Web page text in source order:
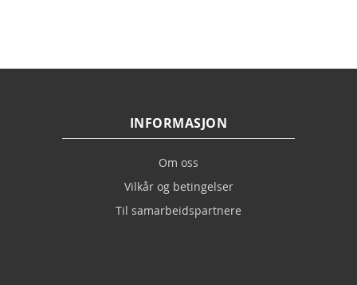
INFORMASJON
Om oss
Vilkår og betingelser
Til samarbeidspartnere